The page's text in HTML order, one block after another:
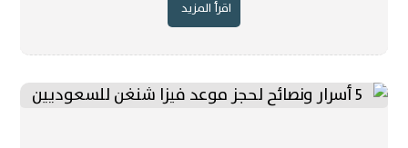
اقرأ المزيد